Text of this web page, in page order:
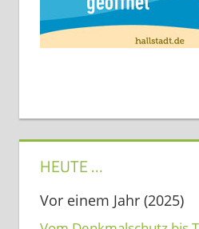
HEUTE …
Vor einem Jahr (2025)